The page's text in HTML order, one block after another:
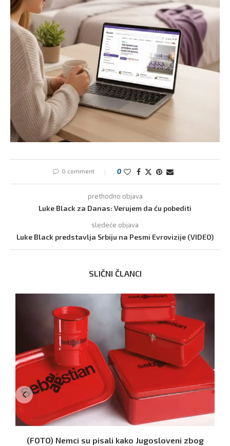
0 comment 0
prethodno objava
Luke Black za Danas: Verujem da ću pobediti
sledeće objava
Luke Black predstavlja Srbiju na Pesmi Evrovizije (VIDEO)
SLIČNI ČLANCI
(FOTO) Nemci su pisali kako Jugosloveni zbog